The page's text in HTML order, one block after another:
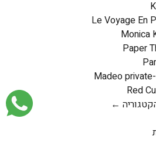
Le Voyage En
Monica
Paper
Madeo
Red
←